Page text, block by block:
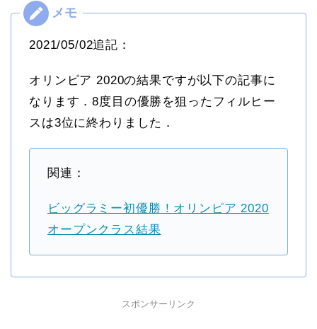
2021/05/02追記：
オリンピア 2020の結果ですが以下の記事に
なります．8度目の優勝を狙ったフィルヒー
スは3位に終わりました．
関連：
ビッグラミー初優勝！オリンピア 2020
オープンクラス結果
スポンサーリンク